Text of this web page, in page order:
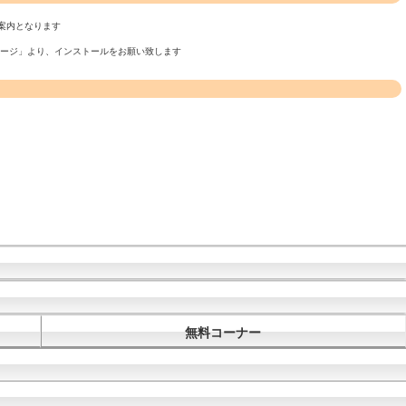
内となります
ジ」より、インストールをお願い致します
無料コーナー